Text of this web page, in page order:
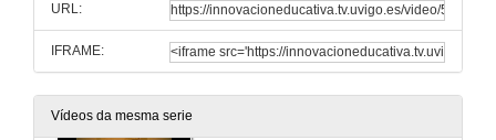
URL:
IFRAME:
Vídeos da mesma serie
1 de abr. de 2016
Quenda de cuestións. A construción do novo poder político: Unha análise do papel das mulleres